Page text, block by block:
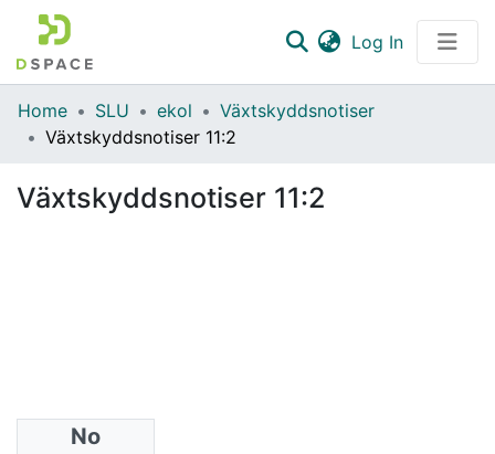
Log In(current)
Communities & Collections
All of DSpace
Statistics
Home SLU ekol
Växtskyddsnotiser
Växtskyddsnotiser 11:2
Växtskyddsnotiser 11:2
No